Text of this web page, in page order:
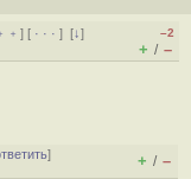
] [ · · ·][↓]
–2
+ / –
]
+ / –